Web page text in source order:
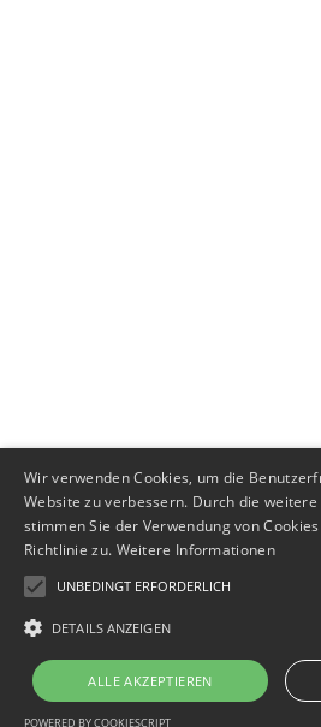
Impressum
Wir verwenden Cookies, um die
Website zu verbessern. Durch die
stimmen Sie der Verwendung von
Richtlinie zu. Weitere Informationen
UNBEDINGT ERFORDERLICH
DETAILS ANZEIGEN
ALLE AKZEPTIEREN
POWERED BY COOKIESCRIPT